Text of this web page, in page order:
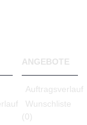
ANGEBOTE
Auftragsverlauf
Wunschliste
(0)